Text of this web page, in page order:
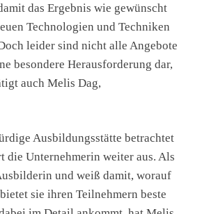
das Ergebnis wie gewünscht
Technologien und Techniken
leider sind nicht alle Angebote
besondere Herausforderung dar,
auch Melis Dag,
Ausbildungsstätte betrachtet
die Unternehmerin weiter aus. Als
und weiß damit, worauf
sie ihren Teilnehmern beste